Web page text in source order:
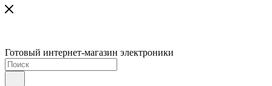
Готовый интернет-магазин электроники